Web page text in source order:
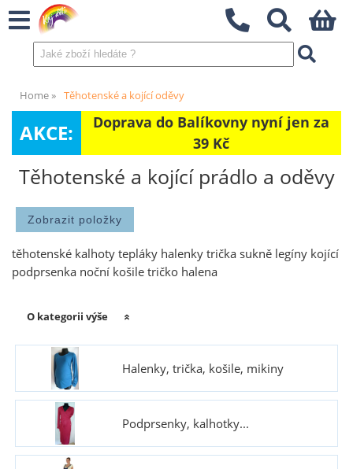
Home Těhotenské a kojící oděvy
AKCE:
Doprava do Balíkovny nyní jen za
39 Kč
Těhotenské a kojící prádlo a oděvy
těhotenské kalhoty tepláky halenky trička sukně legíny kojící
podprsenka noční košile tričko halena
O kategorii výše
Halenky, trička, košile, mikiny
Podprsenky, kalhotky...